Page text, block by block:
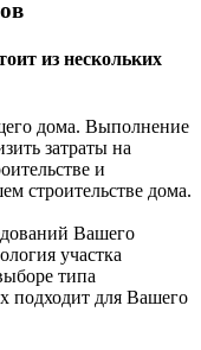
из нескольких
дома. Выполнение
затраты на
и
строительстве дома.
Вашего
участка
типа
подходит для Вашего